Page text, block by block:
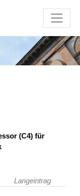
(C4) für
Langeintrag